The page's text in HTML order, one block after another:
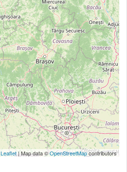
Leaflet| Map data ©OpenStreetMapcontributors